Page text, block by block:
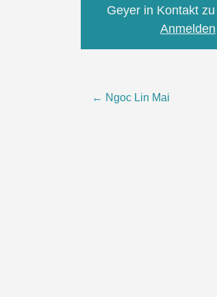
Geyer in Kontakt
Anmelden
← Ngoc Lin Mai